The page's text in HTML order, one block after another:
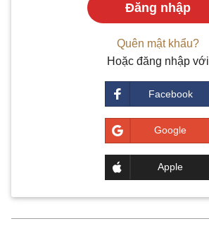
Đăng nhập
Quên mật khẩu?
Hoặc đăng nhập với